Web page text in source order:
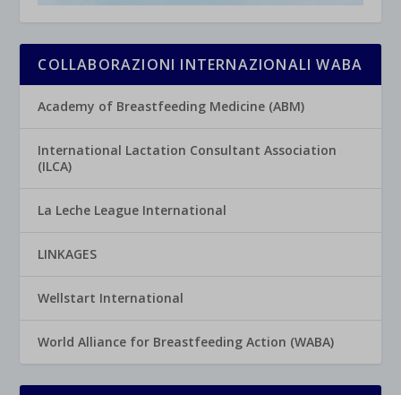
COLLABORAZIONI INTERNAZIONALI WABA
Academy of Breastfeeding Medicine (ABM)
International Lactation Consultant Association
(ILCA)
La Leche League International
LINKAGES
Wellstart International
World Alliance for Breastfeeding Action (WABA)